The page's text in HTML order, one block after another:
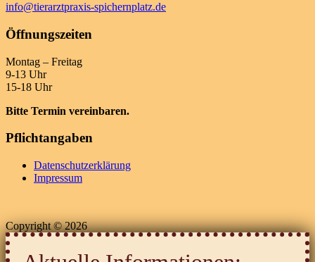
info@tierarztpraxis-spichernplatz.de
Öffnungszeiten
Montag – Freitag
9-13 Uhr
15-18 Uhr
Bitte Termin vereinbaren.
Pflichtangaben
Datenschutzerklärung
Impressum
Copyright © 2026